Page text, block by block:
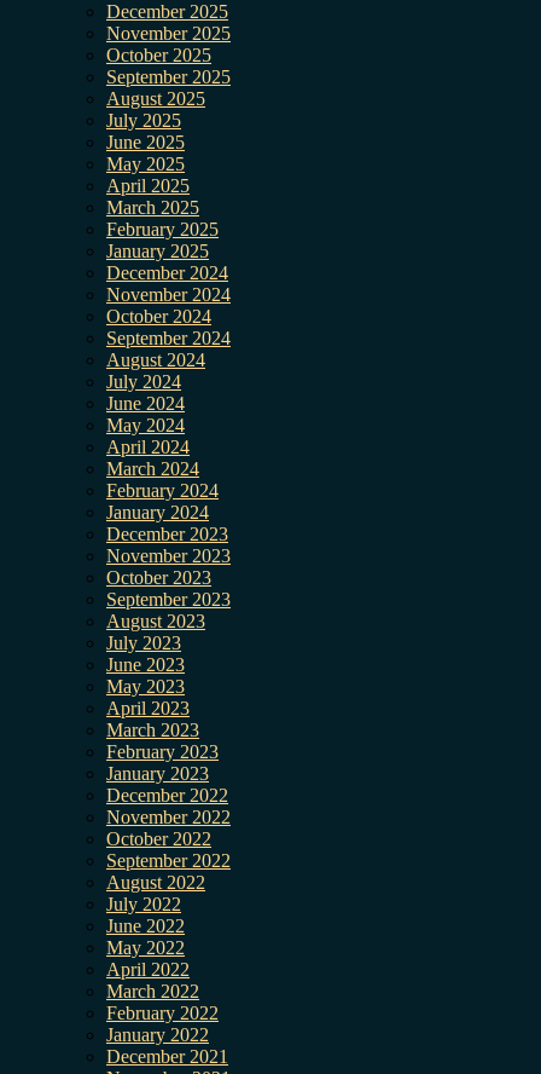
December 2025
November 2025
October 2025
September 2025
August 2025
July 2025
June 2025
May 2025
April 2025
March 2025
February 2025
January 2025
December 2024
November 2024
October 2024
September 2024
August 2024
July 2024
June 2024
May 2024
April 2024
March 2024
February 2024
January 2024
December 2023
November 2023
October 2023
September 2023
August 2023
July 2023
June 2023
May 2023
April 2023
March 2023
February 2023
January 2023
December 2022
November 2022
October 2022
September 2022
August 2022
July 2022
June 2022
May 2022
April 2022
March 2022
February 2022
January 2022
December 2021